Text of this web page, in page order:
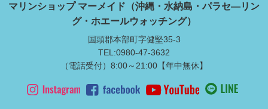
マリンショップ マーメイド（沖縄・水納島・パラセ―リン
グ・ホエールウォッチング）
国頭郡本部町字健堅35-3
TEL:0980-47-3632
（電話受付）8:00～21:00【年中無休】